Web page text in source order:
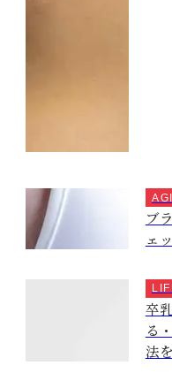
ブ
ェ
卒
る
法